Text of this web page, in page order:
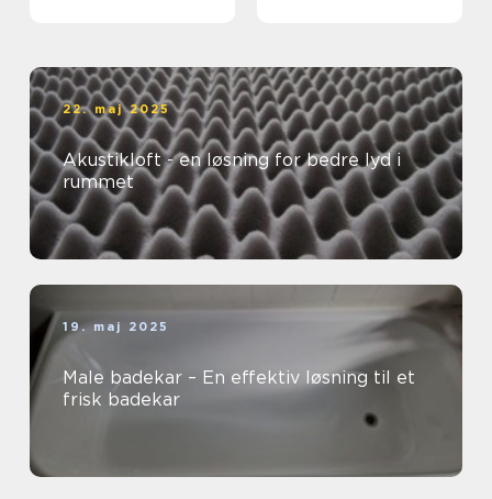
22. maj 2025
Akustikloft - en løsning for bedre lyd i
rummet
19. maj 2025
Male badekar – En effektiv løsning til et
frisk badekar